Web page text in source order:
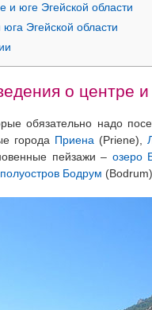
юге Эгейской области
Эгейской области
о центре и
обязательно надо
города Приена (Priene),
пейзажи – озеро
полуостров Бодрум